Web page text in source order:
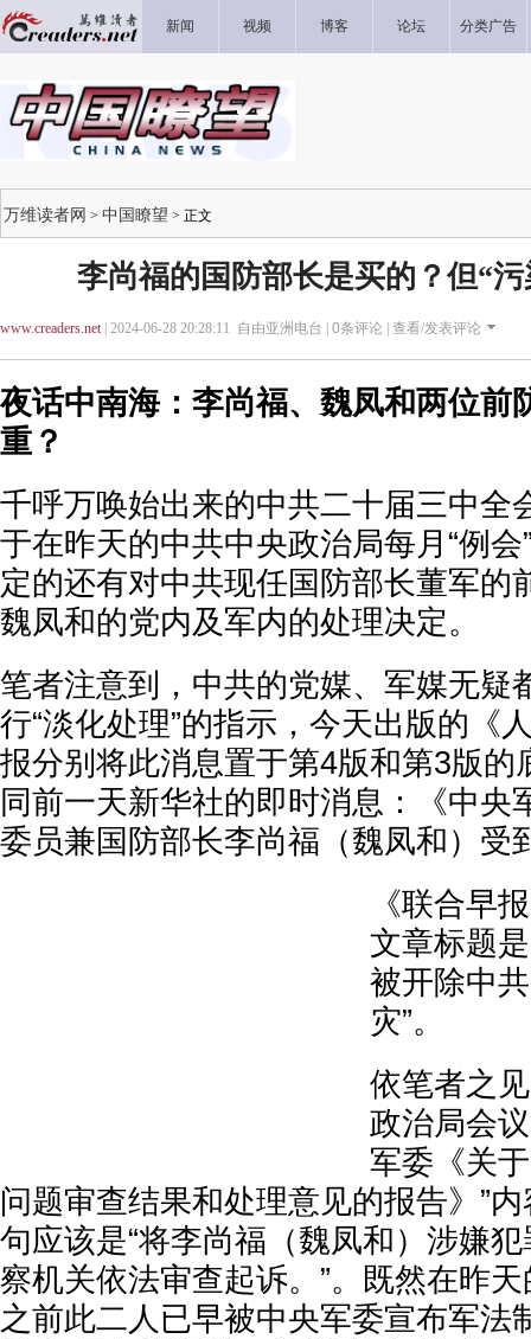
新闻 视频 博客 论坛 分类广告
万维读者网 > 中国瞭望 > 正文
李尚福的国防部长是买的？但“
www.creaders.net| 2024-06-28 20:28:11 自由亚洲电台 | 0条评论 | 查看/发表评论
夜话中南海：李尚福、魏凤和两位前
重？
千呼万唤始出来的中共二十届三中全
于在昨天的中共中央政治局每月“例
定的还有对中共现任国防部长董军的
魏凤和的党内及军内的处理决定。
笔者注意到，中共的党媒、军媒无疑
行“淡化处理”的指示，今天出版的《
报分别将此消息置于第4版和第3版的
同前一天新华社的即时消息：《中央
委员兼国防部长李尚福（魏凤和）受
《联合早
文章标题
被开除中
灾”。
依笔者之
政治局会
军委《关
问题审查结果和处理意见的报告》”
句应该是“将李尚福（魏凤和）涉嫌
察机关依法审查起诉。”。既然在昨
之前此二人已早被中央军委宣布军法